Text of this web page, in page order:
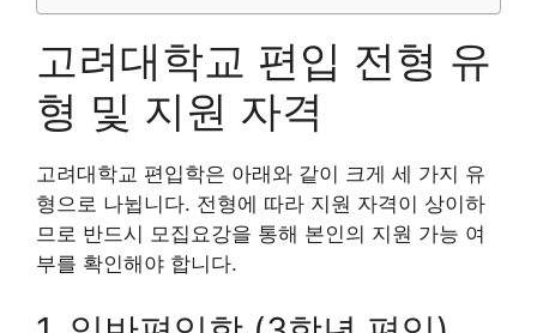
고려대학교 편입 전형 유
형 및 지원 자격
고려대학교 편입학은 아래와 같이 크게 세 가지 유
형으로 나뉩니다. 전형에 따라 지원 자격이 상이하
므로 반드시 모집요강을 통해 본인의 지원 가능 여
부를 확인해야 합니다.